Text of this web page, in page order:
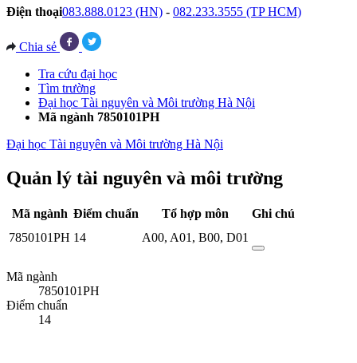
Điện thoại083.888.0123 (HN) - 082.233.3555 (TP HCM)
Chia sẻ
Tra cứu đại học
Tìm trường
Đại học Tài nguyên và Môi trường Hà Nội
Mã ngành 7850101PH
Đại học Tài nguyên và Môi trường Hà Nội
Quản lý tài nguyên và môi trường
Mã ngành Điểm chuẩn Tổ hợp môn
Ghi chú
7850101PH 14 A00, A01, B00, D01
Mã ngành
7850101PH
Điểm chuẩn
14